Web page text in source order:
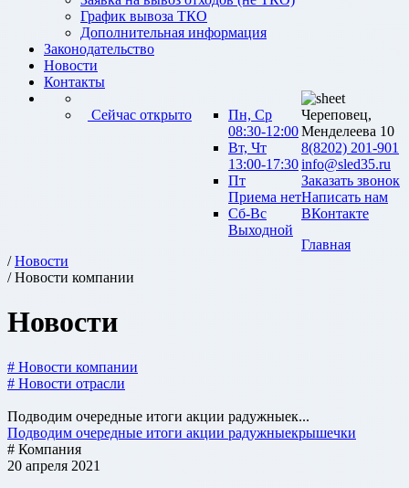
График вывоза ТКО
Дополнительная информация
Законодательство
Новости
Контакты
Сейчас открыто
Пн, Ср
08:30-12:00
Вт, Чт
13:00-17:30
Пт
Приема нет
Сб-Вс
Выходной
Череповец,
Менделеева 10
8(8202) 201-901
info@sled35.ru
Заказать звонок
Написать нам
ВКонтакте
Главная
/Новости
/ Новости компании
Новости
# Новости компании
# Новости отрасли
Подводим очередные итоги акции радужныек...
Подводим очередные итоги акции радужныекрышечки
# Компания
20 апреля 2021